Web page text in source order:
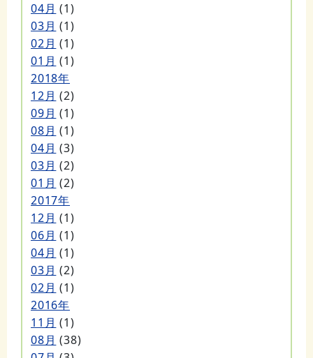
04月 (1)
03月 (1)
02月 (1)
01月 (1)
2018年
12月 (2)
09月 (1)
08月 (1)
04月 (3)
03月 (2)
01月 (2)
2017年
12月 (1)
06月 (1)
04月 (1)
03月 (2)
02月 (1)
2016年
11月 (1)
08月 (38)